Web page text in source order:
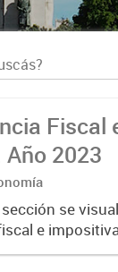
Fiscal
2023
se
e